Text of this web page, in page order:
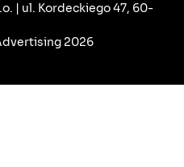
| ul. Kordeckiego 47, 60-
2026